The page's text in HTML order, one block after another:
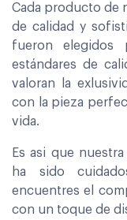
Cada producto de
de calidad y
fueron elegidos
estándares de
valoran la
con la pieza
vida.
Es asi que
ha sido
encuentres el
con un toque de